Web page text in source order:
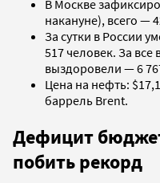
В Москве
накануне), всего —
За сутки в России
517 человек. За
выздоровели — 6
Цена на нефть:
баррель Brent.
Дефицит
побить рекорд